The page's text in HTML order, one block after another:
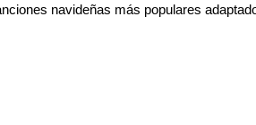
navideñas más populares